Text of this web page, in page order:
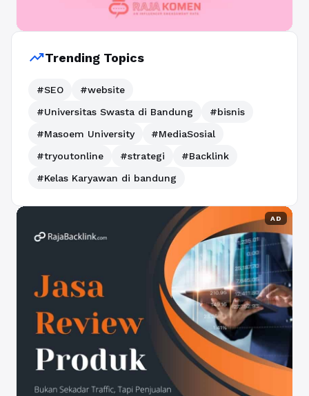
trending_upTrending Topics
#SEO
#website
#Universitas Swasta di Bandung
#bisnis
#Masoem University
#MediaSosial
#tryoutonline
#strategi
#Backlink
#Kelas Karyawan di bandung
AD